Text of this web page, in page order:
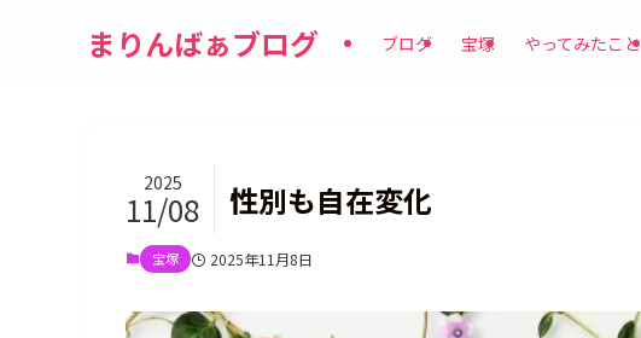
まりんばぁブログ ブログ 宝塚 やってみたこと
性別も自在変化
2025
11/08
宝塚 2025年11月8日